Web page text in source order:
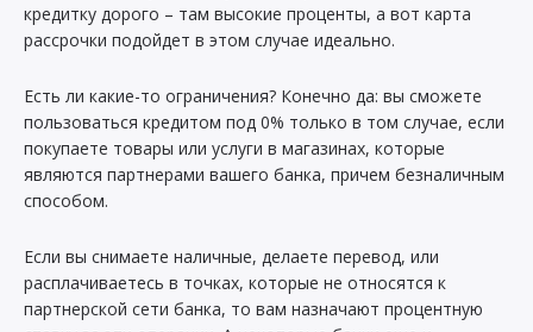
кредитку дорого – там высокие проценты, а вот карта
рассрочки подойдет в этом случае идеально.
Есть ли какие-то ограничения? Конечно да: вы сможете
пользоваться кредитом под 0% только в том случае, если
покупаете товары или услуги в магазинах, которые
являются партнерами вашего банка, причем безналичным
способом.
Если вы снимаете наличные, делаете перевод, или
расплачиваетесь в точках, которые не относятся к
партнерской сети банка, то вам назначают процентную